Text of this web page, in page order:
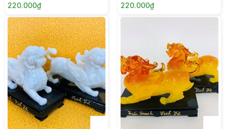
220.000₫ 220.000₫